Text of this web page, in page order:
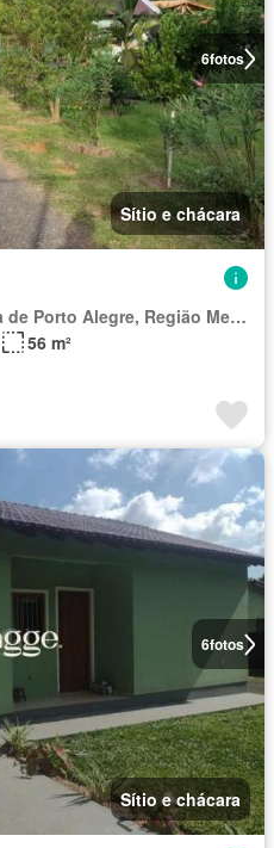
6fotos
Sítio e chácara
Região Geográfica Imediata de Porto Alegre, Região Metropolitana de Porto Alegre
56 m²
6fotos
Sítio e chácara